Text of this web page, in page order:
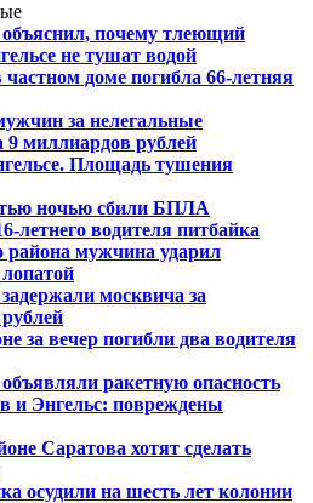
почему тлеющий
не тушат водой
доме погибла 66-летняя
за нелегальные
9 миллиардов рублей
Площадь тушения
ночью сбили БПЛА
летнего водителя питбайка
района мужчина ударил
москвича за
за вечер погибли два водителя
ракетную опасность
и Энгельс: повреждены
Саратова хотят сделать
осудили на шесть лет колонии